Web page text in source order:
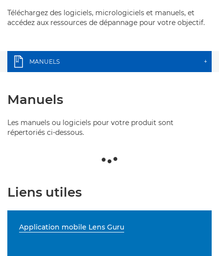
Téléchargez des logiciels, micrologiciels et manuels, et
accédez aux ressources de dépannage pour votre objectif.
MANUELS +
Manuels
Les manuels ou logiciels pour votre produit sont
répertoriés ci-dessous.
Liens utiles
Application mobile Lens Guru